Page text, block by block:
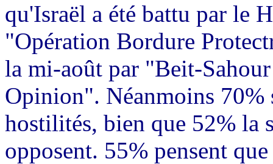
qu'Israël a été battu par le
"Opération Bordure
la mi-août par "Beit-Sahour
Opinion". Néanmoins 70%
hostilités, bien que 52% la
opposent. 55% pensent